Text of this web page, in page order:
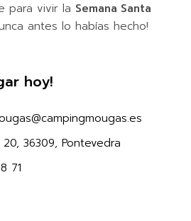
para vivir la Semana Santa
antes lo habías hecho!
hoy!
20, 36309, Pontevedra
71